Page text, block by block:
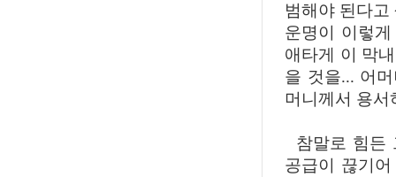
범해야 된다
운명이 이렇
애타게 이 막
을 것을... 어
머니께서 용서
참말로 힘든
공급이 끊기